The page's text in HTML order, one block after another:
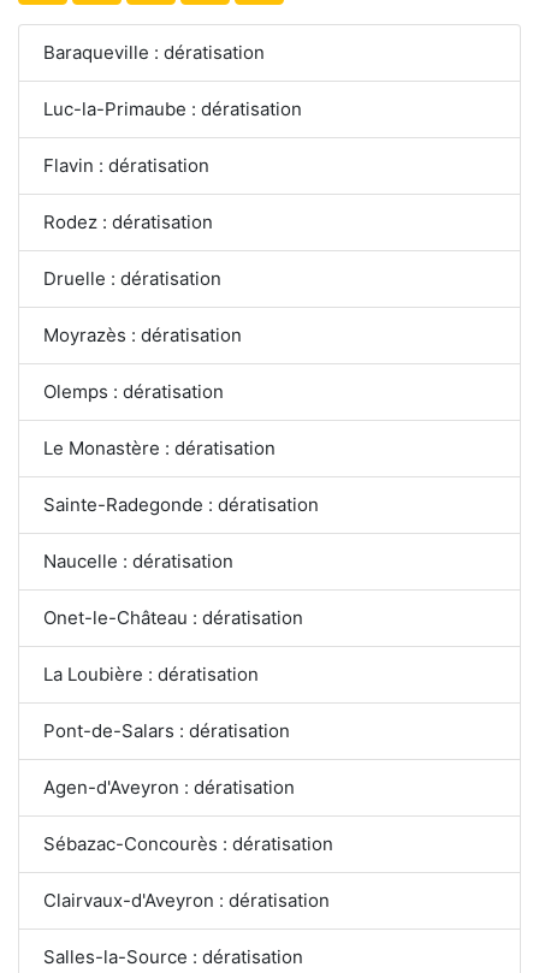
Baraqueville : dératisation
Luc-la-Primaube : dératisation
Flavin : dératisation
Rodez : dératisation
Druelle : dératisation
Moyrazès : dératisation
Olemps : dératisation
Le Monastère : dératisation
Sainte-Radegonde : dératisation
Naucelle : dératisation
Onet-le-Château : dératisation
La Loubière : dératisation
Pont-de-Salars : dératisation
Agen-d'Aveyron : dératisation
Sébazac-Concourès : dératisation
Clairvaux-d'Aveyron : dératisation
Salles-la-Source : dératisation